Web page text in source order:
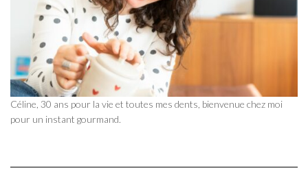
Céline, 30 ans pour la vie et toutes mes dents, bienvenue chez moi
pour un instant gourmand.